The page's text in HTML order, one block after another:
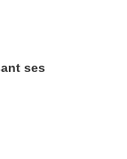
ses